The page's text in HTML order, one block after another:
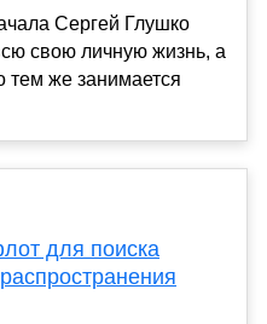
Сергей Глушко
свою личную жизнь, а
тем же занимается
для поиска